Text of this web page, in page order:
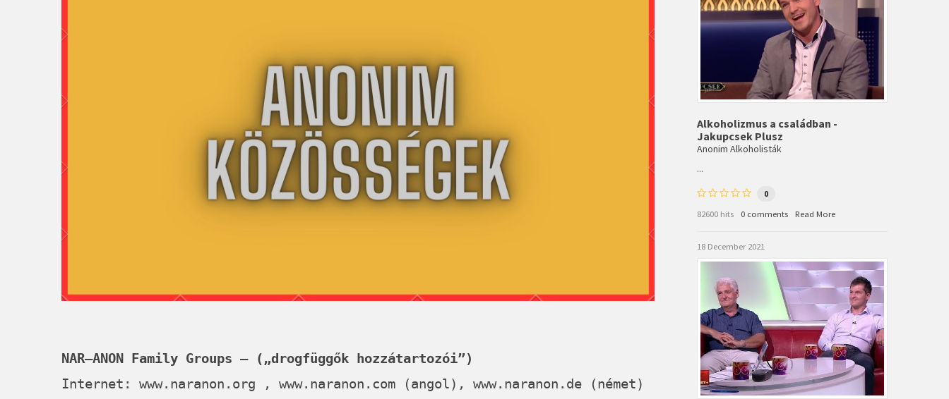
NAR–ANON Family Groups – („drogfüggők hozzátartozói”)
Internet: www.naranon.org , www.naranon.com (angol), www.naranon.de (német)
Alkoholizmus a családban -
Jakupcsek Plusz
Anonim Alkoholisták
...
0
82600 hits 0 comments Read More
18 December 2021